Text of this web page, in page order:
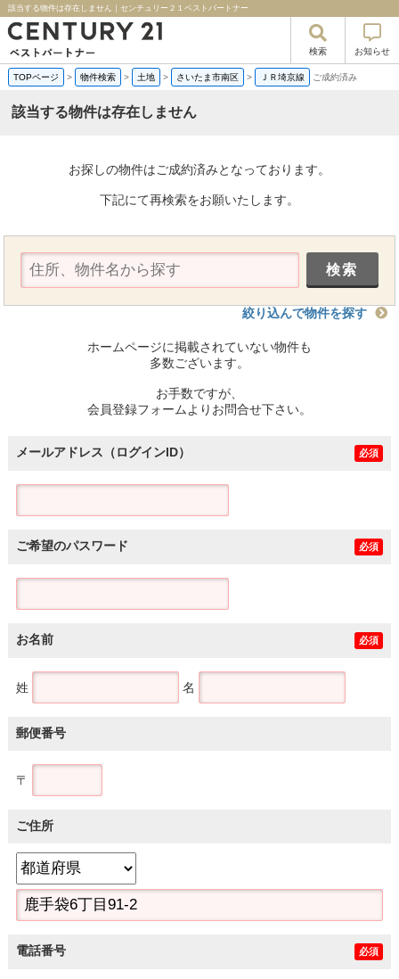
該当する物件は存在しません｜センチュリー２１ベストパートナー
検索 お知らせ
TOPページ > 物件検索 > 土地 > さいたま市南区 > ＪＲ埼京線 ご成約済み
該当する物件は存在しません
お探しの物件はご成約済みとなっております。
下記にて再検索をお願いたします。
絞り込んで物件を探す
ホームページに掲載されていない物件も
多数ございます。
お手数ですが、
会員登録フォームよりお問合せ下さい。
メールアドレス（ログインID） 必須
ご希望のパスワード 必須
お名前 必須
姓 名
郵便番号
〒
ご住所
電話番号 必須